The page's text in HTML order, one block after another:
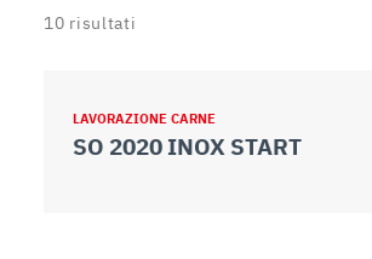
10 risultati
LAVORAZIONE CARNE
SO 2020 INOX START